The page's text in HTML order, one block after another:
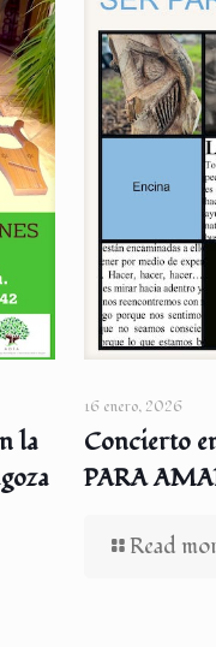
la
16 enero, 2026
Concierto
PARA
Read